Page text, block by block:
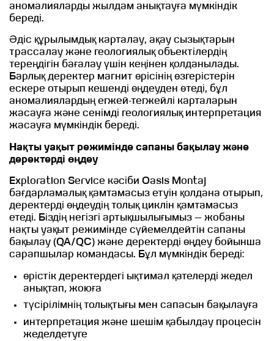
аномалияларды жылдам анықтауға мүмкіндік
береді.
Әдіс құрылымдық карталау, ақау сызықтарын
трассалау және геологиялық объектілердің
тереңдігін бағалау үшін кеңінен қолданылады.
Барлық деректер магнит өрісінің өзгерістерін
ескере отырып кешенді өңдеуден өтеді, бұл
аномалиялардың егжей-тегжейлі карталарын
жасауға және сенімді геологиялық интерпретация
жасауға мүмкіндік береді.
Нақты уақыт режимінде сапаны бақылау және
деректерді өңдеу
Exploration Service кәсіби Oasis Montaj
бағдарламалық қамтамасыз етуін қолдана отырып,
деректерді өңдеудің толық циклін қамтамасыз
етеді. Біздің негізгі артықшылығымыз — жобаны
нақты уақыт режимінде сүйемелдейтін сапаны
бақылау (QA/QC) және деректерді өңдеу бойынша
сарапшылар командасы. Бұл мүмкіндік береді:
өрістік деректердегі ықтимал қателерді жедел
анықтап, жоюға
түсірілімнің толықтығы мен сапасын бақылауға
интерпретация және шешім қабылдау процесін
жеделдетуге